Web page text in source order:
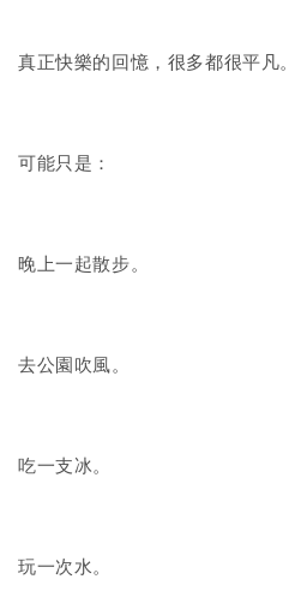
真正快樂的回憶，很多都很平凡。
可能只是：
晚上一起散步。
去公園吹風。
吃一支冰。
玩一次水。